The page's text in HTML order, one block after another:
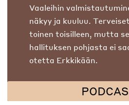
Vaaleihin
näkyy ja kuuluu.
toinen toisilleen, mutta
hallituksen pohjasta ei
otetta Erkkikään.